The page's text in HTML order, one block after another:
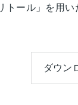
トール」を用い
ダウン